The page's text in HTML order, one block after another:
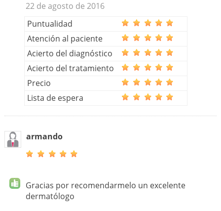
22 de agosto de 2016
Puntualidad
Atención al paciente
Acierto del diagnóstico
Acierto del tratamiento
Precio
Lista de espera
armando
Gracias por recomendarmelo un excelente
dermatólogo